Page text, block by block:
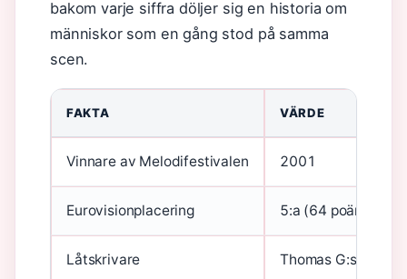
bakom varje siffra döljer sig en historia om
människor som en gång stod på samma
scen.
FAKTA VÄRDE
Vinnare av Melodifestivalen 2001
Eurovisionplacering 5:a (64 poäng)
Låtskrivare Thomas G:son och